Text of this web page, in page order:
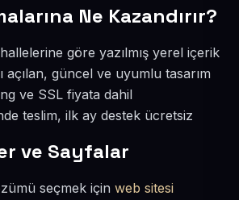
Ne Kazandırır?
göre yazılmış yerel içerik
açılan, güncel ve uyumlu tasarım
ve SSL fiyata dahil
teslim, ilk ay destek ücretsiz
ve Sayfalar
seçmek için web sitesi